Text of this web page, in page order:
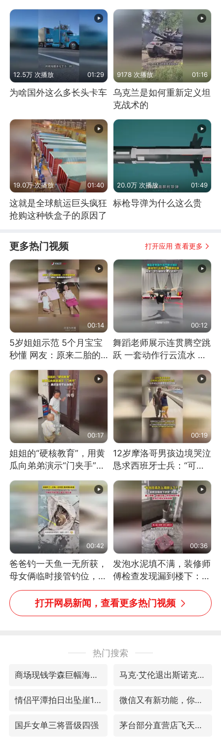
12.5万 次播放 01:29
为啥国外这么多长头卡车
9178 次播放 01:16
乌克兰是如何重新定义坦
克战术的
19.0万 次播放 01:40
这就是全球航运巨头疯狂
抢购这种铁盒子的原因了
20.0万 次播放 01:49
标枪导弹为什么这么贵
更多热门视频 打开应用 查看更多
00:14
5岁姐姐示范 5个月宝宝
秒懂 网友：原来二胎的
00:12
舞蹈老师展示连贯腾空跳
跃 一套动作行云流水 节
到又舞又武的？
00:17
姐姐的“硬核教育”，用黄
瓜向弟弟演示“门夹手”，
教！
00:19
12岁摩洛哥男孩边境哭泣
恳求西班牙士兵：“可不
00:42
爸爸钓一天鱼一无所获，
母女俩临时接管钓位，用
玩具鱼竿钓上大鱼
00:36
发泡水泥填不满，装修师
傅检查发现漏到楼下：出
风口未延伸到外墙
打开网易新闻，查看更多热门视频
热门搜索
商场现钱学森巨幅海报 负责人回应 马克·艾伦退出斯诺克中国公开赛
情侣平潭拍日出坠崖1死1伤 微信又有新功能，你可以“撤回”你的撤回了！
国乒女单三将晋级四强 茅台部分直营店飞天茅台提价